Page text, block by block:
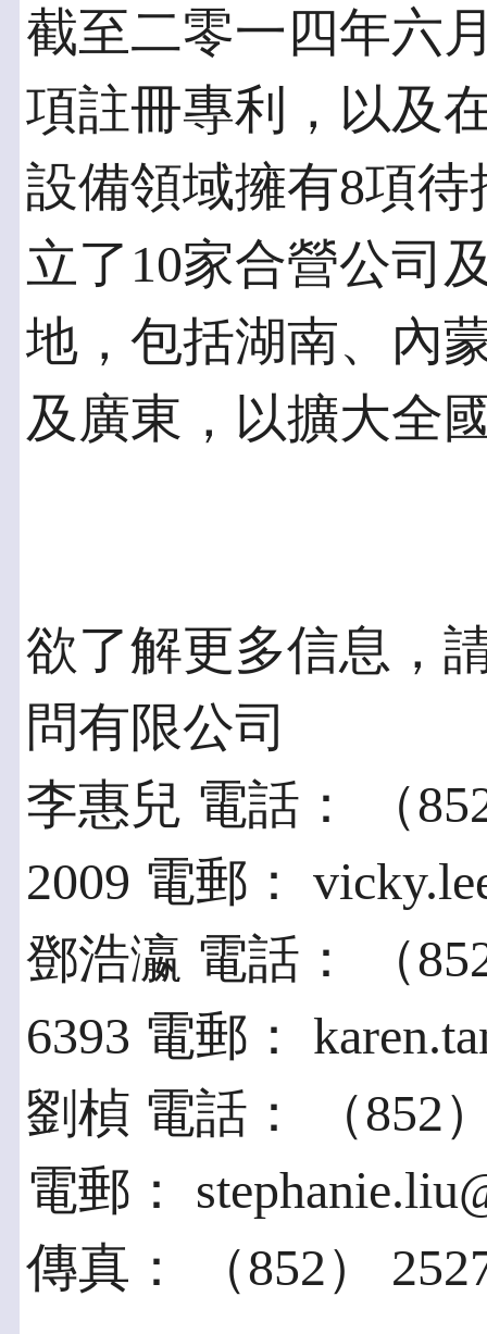
截至二零一四年六
項註冊專利，以及
設備領域擁有8項
立了10家合營公司
地，包括湖南、內
及廣東，以擴大全
欲了解更多信息，
問有限公司
李惠兒 電話： （
2009 電郵：
鄧浩瀛 電話： （
6393 電郵：
劉楨 電話： （852
電郵：
傳真： （852）